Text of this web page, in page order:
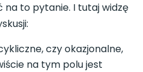
na to pytanie. I tutaj widzę
czy okazjonalne,
na tym polu jest